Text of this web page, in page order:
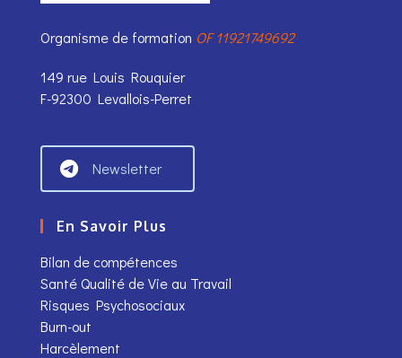
Organisme de formation OF 11921749692
149 rue Louis Rouquier
F-92300 Levallois-Perret
Newsletter
En Savoir Plus
Bilan de compétences
Santé Qualité de Vie au Travail
Risques Psychosociaux
Burn-out
Harcèlement